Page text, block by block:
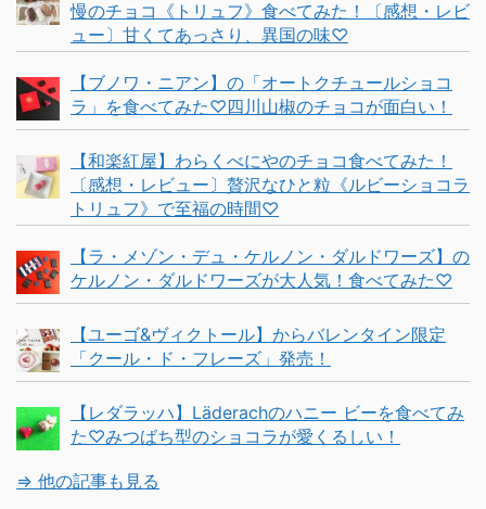
慢のチョコ《トリュフ》食べてみた！〔感想・レビ
ュー〕甘くてあっさり、異国の味♡
【ブノワ・ニアン】の「オートクチュールショコ
ラ」を食べてみた♡四川山椒のチョコが面白い！
【和楽紅屋】わらくべにやのチョコ食べてみた！
〔感想・レビュー〕贅沢なひと粒《ルビーショコラ
トリュフ》で至福の時間♡
【ラ・メゾン・デュ・ケルノン・ダルドワーズ】の
ケルノン・ダルドワーズが大人気！食べてみた♡
【ユーゴ&ヴィクトール】からバレンタイン限定
「クール・ド・フレーズ」発売！
【レダラッハ】Läderachのハニー ビーを食べてみ
た♡みつばち型のショコラが愛くるしい！
⇒ 他の記事も見る